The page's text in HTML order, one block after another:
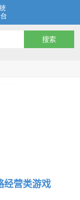
经营类游戏